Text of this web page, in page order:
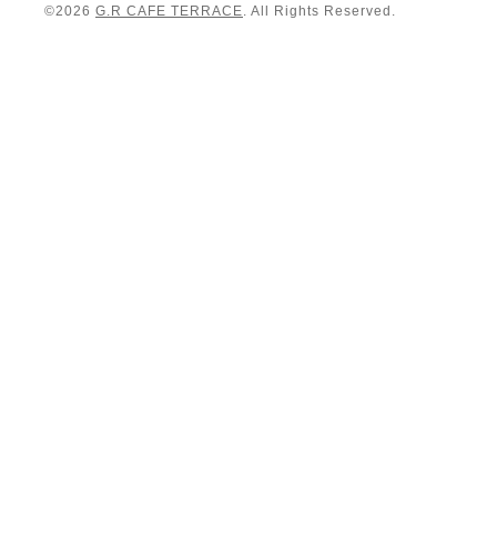
©2026 G.R CAFE TERRACE. All Rights Reserved.